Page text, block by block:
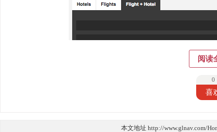
阅读
0
喜
本文地址 http://www.glnav.com/